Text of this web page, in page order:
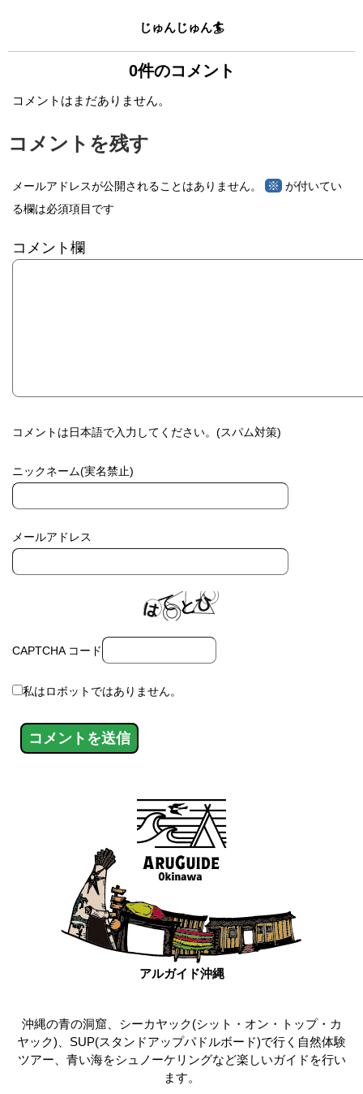
じゅんじゅん🏄
0件のコメント
コメントはまだありません。
コメントを残す
メールアドレスが公開されることはありません。 ※ が付いてい
る欄は必須項目です
コメント欄
コメントは日本語で入力してください。(スパム対策)
ニックネーム(実名禁止)
メールアドレス
CAPTCHA コード
私はロボットではありません。
アルガイド沖縄
沖縄の青の洞窟、シーカヤック(シット・オン・トップ・カ
ヤック)、SUP(スタンドアップパドルボード)で行く自然体験
ツアー、青い海をシュノーケリングなど楽しいガイドを行い
ます。